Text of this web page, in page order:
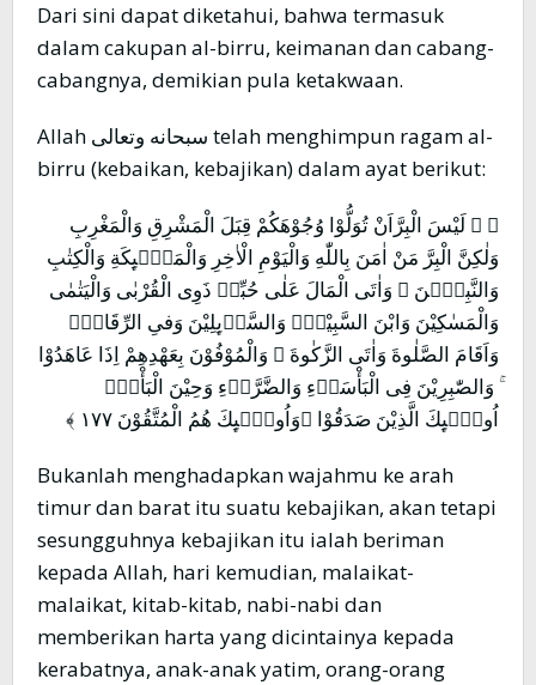
Dari sini dapat diketahui, bahwa termasuk
dalam cakupan al-birru, keimanan dan cabang-
cabangnya, demikian pula ketakwaan.
Allah سبحانه وتعالى telah menghimpun ragam al-
birru (kebaikan, kebajikan) dalam ayat berikut:
﴿ ۞ لَيْسَ الْبِرَّاَنْ تُوَلُّوْا وُجُوْهَكُمْ قِبَلَ الْمَشْرِقِ وَالْمَغْرِبِ
وَلٰكِنَّ الْبِرَّ مَنْ اٰمَنَ بِاللّٰهِ وَالْيَوْمِ الْاٰخِرِ وَالْمَلٰۤىِٕكَةِ وَالْكِتٰبِ
وَالنَّبِيّٖنَ ۚ وَاٰتَى الْمَالَ عَلٰى حُبِّهٖ ذَوِى الْقُرْبٰى وَالْيَتٰمٰى
وَالْمَسٰكِيْنَ وَابْنَ السَّبِيْلِۙ وَالسَّاۤىِٕلِيْنَ وَفىِ الرِّقَابِۚ
وَاَقَامَ الصَّلٰوةَ وَاٰتَى الزَّكٰوةَ ۚ وَالْمُوْفُوْنَ بِعَهْدِهِمْ اِذَا عَاهَدُوْا
ۚ وَالصّٰبِرِيْنَ فِى الْبَأْسَاۤءِ وَالضَّرَّاۤءِ وَحِيْنَ الْبَأْسِۗ
اُولٰۤىِٕكَ الَّذِيْنَ صَدَقُوْا ۗوَاُولٰۤىِٕكَ هُمُ الْمُتَّقُوْنَ ١٧٧ ﴾
Bukanlah menghadapkan wajahmu ke arah
timur dan barat itu suatu kebajikan, akan tetapi
sesungguhnya kebajikan itu ialah beriman
kepada Allah, hari kemudian, malaikat-
malaikat, kitab-kitab, nabi-nabi dan
memberikan harta yang dicintainya kepada
kerabatnya, anak-anak yatim, orang-orang